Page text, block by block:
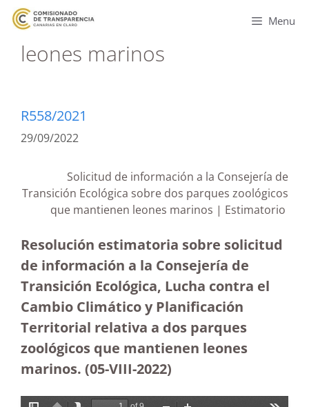
Menu
leones marinos
R558/2021
29/09/2022
Solicitud de información a la Consejería de
Transición Ecológica sobre dos parques zoológicos
que mantienen leones marinos | Estimatorio
Resolución estimatoria sobre solicitud
de información a la Consejería de
Transición Ecológica, Lucha contra el
Cambio Climático y Planificación
Territorial relativa a dos parques
zoológicos que mantienen leones
marinos. (05-VIII-2022)